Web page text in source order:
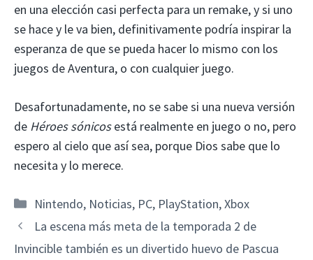
en una elección casi perfecta para un remake, y si uno
se hace y le va bien, definitivamente podría inspirar la
esperanza de que se pueda hacer lo mismo con los
juegos de Aventura, o con cualquier juego.
Desafortunadamente, no se sabe si una nueva versión
de Héroes sónicosestá realmente en juego o no, pero
espero al cielo que así sea, porque Dios sabe que lo
necesita y lo merece.
Categorías
Nintendo, Noticias, PC, PlayStation,Xbox
La escena más meta de la temporada 2 de
Invincible también es un divertido huevo de Pascua